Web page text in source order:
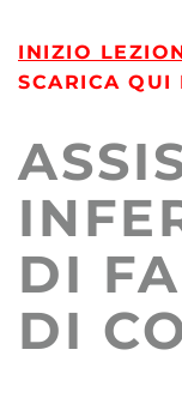
INIZIO
SCARICA QUI
DI
DI